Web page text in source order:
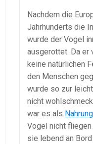
Nachdem die
Jahrhunderts die
wurde der Vogel
ausgerottet. Da er
keine natürlichen
den Menschen
wurde so zur
nicht
war es als
Vogel nicht
sie lebend an